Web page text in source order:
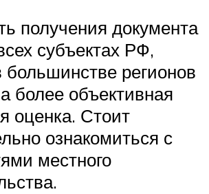
получения документа
субъектах РФ,
большинстве регионов
более объективная
оценка. Стоит
ознакомиться с
местного